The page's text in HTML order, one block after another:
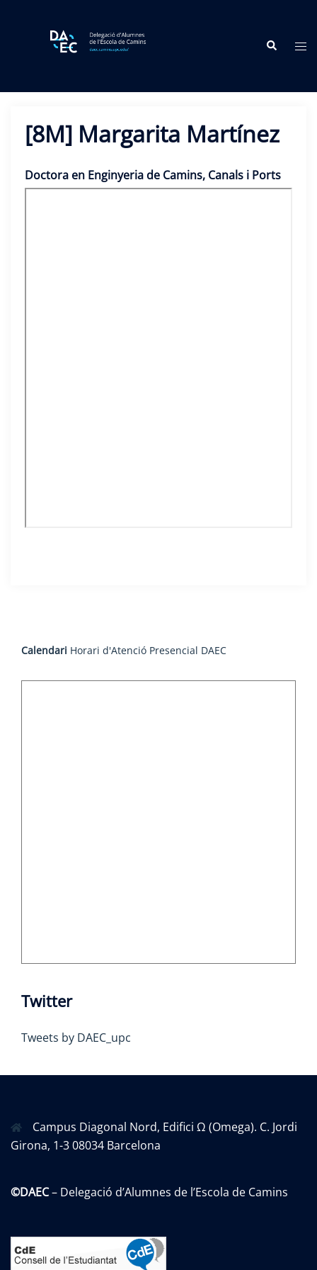
Search
[8M] Margarita Martínez
Doctora en Enginyeria de Camins, Canals i Ports
Calendari Horari d'Atenció Presencial DAEC
Twitter
Tweets by DAEC_upc
Campus Diagonal Nord, Edifici Ω (Omega). C. Jordi
Girona, 1-3 08034 Barcelona
©DAEC– Delegació d’Alumnes de l’Escola de Camins